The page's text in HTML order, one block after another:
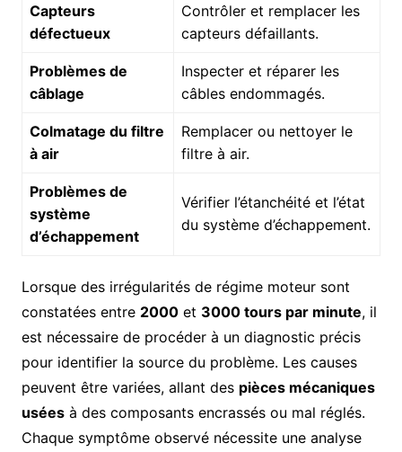
Capteurs
défectueux
Contrôler et remplacer les
capteurs défaillants.
Problèmes de
câblage
Inspecter et réparer les
câbles endommagés.
Colmatage du filtre
à air
Remplacer ou nettoyer le
filtre à air.
Problèmes de
système
d’échappement
Vérifier l’étanchéité et l’état
du système d’échappement.
Lorsque des irrégularités de régime moteur sont
constatées entre 2000et 3000 tours par minute, il
est nécessaire de procéder à un diagnostic précis
pour identifier la source du problème. Les causes
peuvent être variées, allant des pièces mécaniques
uséesà des composants encrassés ou mal réglés.
Chaque symptôme observé nécessite une analyse